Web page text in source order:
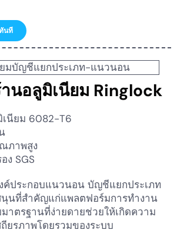
นที
นอลูมิเนียม Ringlock
เนียม 6082-T6
ภาพสูง
ง SGS
ค์ประกอบแนวนอน บัญชีแยกประเภท
นุนที่สำคัญแก่แพลตฟอร์มการทำงาน
าตรฐานที่ง่ายดายช่วยให้เกิดความ
ยรภาพโดยรวมของระบบ